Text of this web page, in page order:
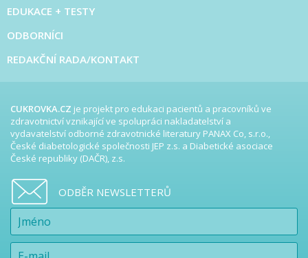
EDUKACE + TESTY
ODBORNÍCI
REDAKČNÍ RADA/KONTAKT
CUKROVKA.CZ je projekt pro edukaci pacientů a pracovníků ve
zdravotnictví vznikající ve spolupráci nakladatelství a
vydavatelství odborné zdravotnické literatury PANAX Co, s.r.o.,
České diabetologické společnosti JEP z.s. a Diabetické asociace
České republiky (DAČR), z.s.
ODBĚR NEWSLETTERŮ